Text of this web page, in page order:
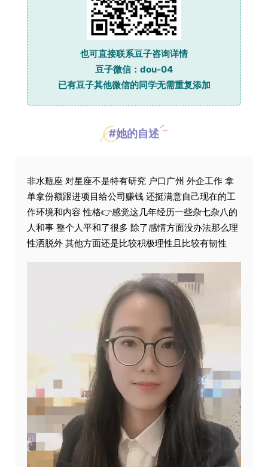
也可直接联系豆子咨询详情
豆子微信：dou-04
已有豆子其他微信的同学无需重复添加
#她的自述
非水瓶座 对星座不是特有研究 户口广州 外企工作 拿
单拿份额跟进项目给公司赚钱 还挺满意自己现在的工
作环境和内容 性格👉感觉这几年经历一些杂七杂八的
人和事 整个人平和了很多 除了感情方面没办法那么理
性洒脱外 其他方面还是比较积极理性且比较有韧性